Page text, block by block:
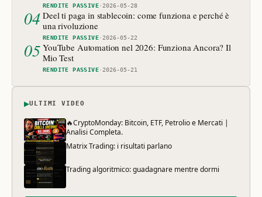
RENDITE PASSIVE·2026-05-28
04 Deel ti paga in stablecoin: come funziona e perché è
una rivoluzione
RENDITE PASSIVE·2026-05-22
05 YouTube Automation nel 2026: Funziona Ancora? Il
Mio Test
RENDITE PASSIVE·2026-05-21
▶ULTIMI VIDEO
🔥CryptoMonday: Bitcoin, ETF, Petrolio e Mercati |
Analisi Completa.
Matrix Trading: i risultati parlano
Trading algoritmico: guadagnare mentre dormi